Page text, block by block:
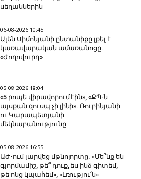
սեղաններին
06-08-2026 10:45
Ալեն Սիմոնյանի ընտանիքը լքել է
կառավարական ամառանոցը.
«Ժողովուրդ»
05-08-2026 18:04
«5 րոպե վիրավորում էին», «ՔՊ-ն
այսքան զուսպ չի լինի». Ռուբինյանի
ու Կարապետյանի
մեկնաբանությունը
05-08-2026 16:55
ԱԺ-ում լարվեց մթնոլորտը. «Մե՞նք են
գյորմամիշ, թե՞ դուք, ես ինձ գիտեմ,
թե ոնց կպահեմ», «Լռությու՛ն»